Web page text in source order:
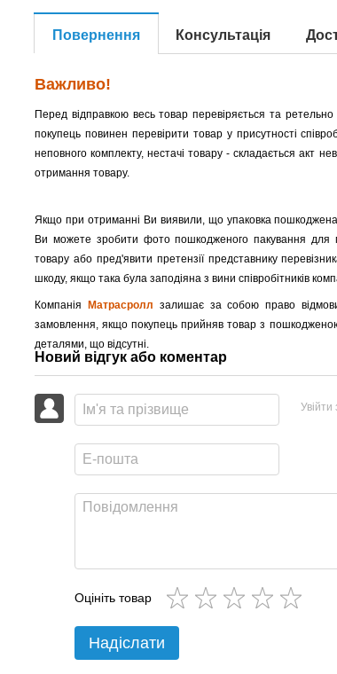
Повернення Консультація
Важливо!
Перед відправкою весь товар перевіряється та ретельно
покупець повинен перевірити товар у присутності
неповного комплекту, нестачі товару - складається акт
отримання товару.
Якщо при отриманні Ви виявили, що упаковка пошкоджена
Ви можете зробити фото пошкодженого пакування для
товару або пред'явити претензії представнику
шкоду, якщо така була заподіяна з вини співробітників
Компанія Матрасролл залишає за собою право
замовлення, якщо покупець прийняв товар з
деталями, що відсутні.
Новий відгук або коментар
Оцініть товар
Надіслати